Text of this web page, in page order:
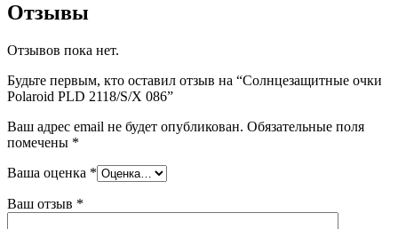
Отзывы
Отзывов пока нет.
Будьте первым, кто оставил отзыв на “Солнцезащитные очки
Polaroid PLD 2118/S/X 086”
Ваш адрес email не будет опубликован. Обязательные поля
помечены *
Ваша оценка *
Ваш отзыв *